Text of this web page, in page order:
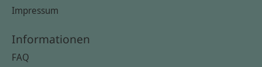
Impressum
Informationen
FAQ